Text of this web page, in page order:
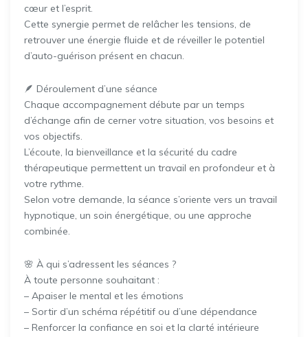
cœur et l’esprit.
Cette synergie permet de relâcher les tensions, de
retrouver une énergie fluide et de réveiller le potentiel
d’auto-guérison présent en chacun.
🪶 Déroulement d’une séance
Chaque accompagnement débute par un temps
d’échange afin de cerner votre situation, vos besoins et
vos objectifs.
L’écoute, la bienveillance et la sécurité du cadre
thérapeutique permettent un travail en profondeur et à
votre rythme.
Selon votre demande, la séance s’oriente vers un travail
hypnotique, un soin énergétique, ou une approche
combinée.
🌸 À qui s’adressent les séances ?
À toute personne souhaitant :
– Apaiser le mental et les émotions
– Sortir d’un schéma répétitif ou d’une dépendance
– Renforcer la confiance en soi et la clarté intérieure